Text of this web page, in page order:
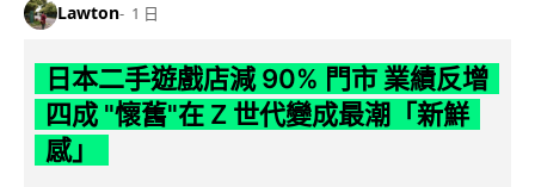
Lawton 1 日
日本二手遊戲店減 90% 門市 業績反增
四成 "懷舊"在 Z 世代變成最潮「新鮮
感」